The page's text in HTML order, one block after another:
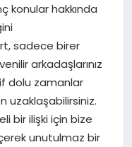
konular hakkında
sadece birer
arkadaşlarınız
dolu zamanlar
uzaklaşabilirsiniz.
bir ilişki için bize
unutulmaz bir